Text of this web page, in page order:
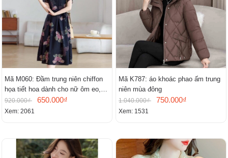
Mã M060: Đầm trung niên chiffon
họa tiết hoa dành cho nữ ôm eo,
cổ chữ V, đầm midi tay ngắn thanh
lịch.
920.000₫ 650.000₫
Xem: 2061
Mã K787: áo khoác phao ấm trung
niên mùa đông
1.040.000₫ 750.000₫
Xem: 1531